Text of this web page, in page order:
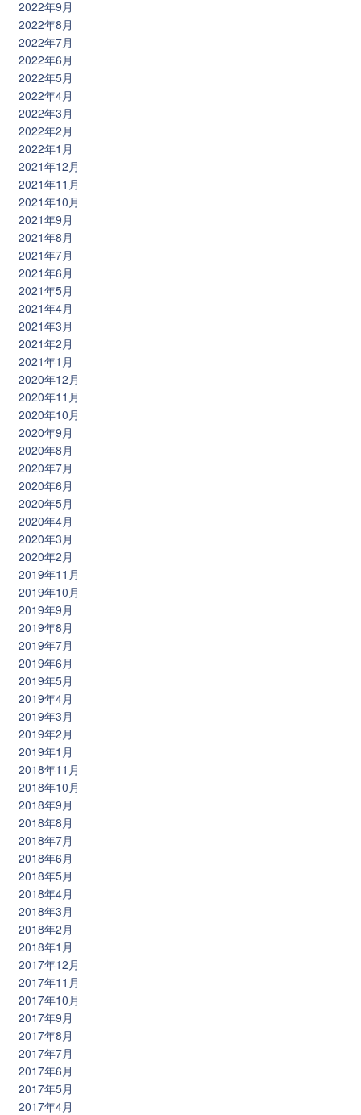
2022年9月
2022年8月
2022年7月
2022年6月
2022年5月
2022年4月
2022年3月
2022年2月
2022年1月
2021年12月
2021年11月
2021年10月
2021年9月
2021年8月
2021年7月
2021年6月
2021年5月
2021年4月
2021年3月
2021年2月
2021年1月
2020年12月
2020年11月
2020年10月
2020年9月
2020年8月
2020年7月
2020年6月
2020年5月
2020年4月
2020年3月
2020年2月
2019年11月
2019年10月
2019年9月
2019年8月
2019年7月
2019年6月
2019年5月
2019年4月
2019年3月
2019年2月
2019年1月
2018年11月
2018年10月
2018年9月
2018年8月
2018年7月
2018年6月
2018年5月
2018年4月
2018年3月
2018年2月
2018年1月
2017年12月
2017年11月
2017年10月
2017年9月
2017年8月
2017年7月
2017年6月
2017年5月
2017年4月